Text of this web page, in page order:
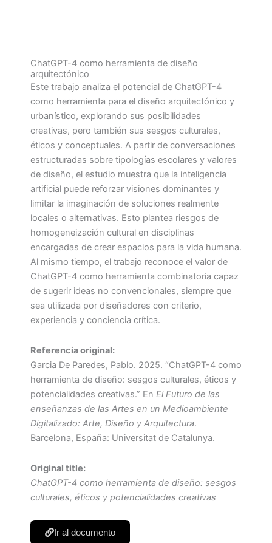
ChatGPT-4 como herramienta de diseño
arquitectónico
Este trabajo analiza el potencial de ChatGPT-4
como herramienta para el diseño arquitectónico y
urbanístico, explorando sus posibilidades
creativas, pero también sus sesgos culturales,
éticos y conceptuales. A partir de conversaciones
estructuradas sobre tipologías escolares y valores
de diseño, el estudio muestra que la inteligencia
artificial puede reforzar visiones dominantes y
limitar la imaginación de soluciones realmente
locales o alternativas. Esto plantea riesgos de
homogeneización cultural en disciplinas
encargadas de crear espacios para la vida humana.
Al mismo tiempo, el trabajo reconoce el valor de
ChatGPT-4 como herramienta combinatoria capaz
de sugerir ideas no convencionales, siempre que
sea utilizada por diseñadores con criterio,
experiencia y conciencia crítica.
Referencia original:
Garcia De Paredes, Pablo. 2025. “ChatGPT-4 como
herramienta de diseño: sesgos culturales, éticos y
potencialidades creativas.” En El Futuro de las
enseñanzas de las Artes en un Medioambiente
Digitalizado: Arte, Diseño y Arquitectura.
Barcelona, España: Universitat de Catalunya.
Original title:
ChatGPT-4 como herramienta de diseño: sesgos
culturales, éticos y potencialidades creativas
Ir al documento